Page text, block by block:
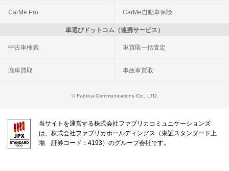
CarMe Pro CarMe自動車保険
車選びドットコム（連携サービス）
中古車検索 車買取一括査定
廃車買取 事故車買取
© Fabrica Communications Co., LTD.
当サイトを運営する株式会社ファブリカコミュニケーションズ
は、株式会社ファブリカホールディングス（東証スタンダード上
場 証券コード：4193）のグループ会社です。